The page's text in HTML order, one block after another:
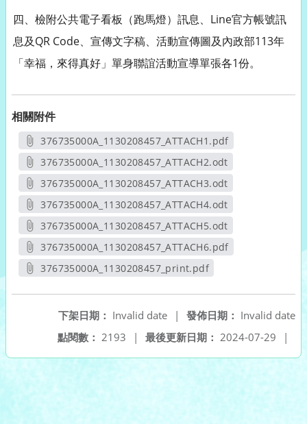
四、檢附公共電子看板（跑馬燈）訊息、Line官方帳號訊
息及QR Code、宣傳文字稿、活動宣傳圖及內政部113年
「幸福，來得真好」單身聯誼活動宣導單張各1份。
相關附件
376735000A_1130208457_ATTACH1.pdf
另開新視窗
376735000A_1130208457_ATTACH2.odt
另開新視窗
376735000A_1130208457_ATTACH3.odt
另開新視窗
376735000A_1130208457_ATTACH4.odt
另開新視窗
376735000A_1130208457_ATTACH5.odt
另開新視窗
376735000A_1130208457_ATTACH6.pdf
另開新視窗
376735000A_1130208457_print.pdf
發佈日期： Invalid date
下架日期： Invalid date
|
最後更新日期： 2024-07-29 |
點閱數： 2193 |